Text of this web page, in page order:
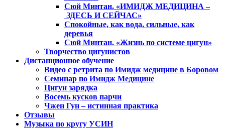
Сюй Минтан. «ИМИДЖ МЕДИЦИНА –
ЗДЕСЬ И СЕЙЧАС»
Спокойные, как вода, сильные, как
деревья
Сюй Минтан. «Жизнь по системе цигун»
Творчество цигунистов
Дистанционное обучение
Видео с ретрита по Имидж медицине в Боровом
Семинар по Имидж Медицине
Цигун зарядка
Восемь кусков парчи
Чжен Гун – истинная практика
Отзывы
Музыка по кругу УСИН